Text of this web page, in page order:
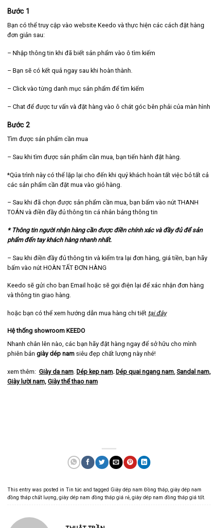
Bước 1
Bạn có thể truy cập vào website Keedo và thực hiện các cách đặt hàng
đơn giản sau:
– Nhập thông tin khi đã biết sản phẩm vào ô tìm kiếm
– Bạn sẽ có kết quả ngay sau khi hoàn thành.
– Click vào từng danh mục sản phẩm để tìm kiếm
– Chat để được tư vấn và đặt hàng vào ô chát góc bên phải của màn hình
Bước 2
Tìm được sản phẩm cần mua
– Sau khi tìm được sản phẩm cần mua, bạn tiến hành đặt hàng.
*Qúa trình này có thể lặp lại cho đến khi quý khách hoàn tất việc bỏ tất cả
các sản phẩm cần đặt mua vào giỏ hàng.
– Sau khi đã chọn được sản phẩm cần mua, bạn bấm vào nút THANH
TOÁN và điền đầy đủ thông tin cá nhân bảng thông tin
* Thông tin người nhận hàng cần được điền chính xác và đầy đủ để sản
phẩm đến tay khách hàng nhanh nhất.
– Sau khi điền đầy đủ thông tin và kiểm tra lại đơn hàng, giá tiền, bạn hãy
bấm vào nút HOÀN TẤT ĐƠN HÀNG
Keedo sẽ gửi cho bạn Email hoặc sẽ gọi điện lại để xác nhận đơn hàng
và thông tin giao hàng.
hoặc bạn có thể xem hướng dẫn mua hàng chi tiết tại đây
Hệ thống showroom KEEDO
Nhanh chân lên nào, các bạn hãy đặt hàng ngay để sở hữu cho mình
phiên bản giày dép nam siêu đẹp chất lượng này nhé!
xem thêm: Giày da nam Dép kẹp nam. Dép quai ngang nam. Sandal nam,
Giày lười nam, Giày thể thao nam
This entry was posted in Tin tức and tagged Giày dép nam Đồng tháp, giày dép nam
đồng tháp chất lượng, giày dép nam đồng tháp giá rẻ, giày dép nam đồng tháp giá tốt.